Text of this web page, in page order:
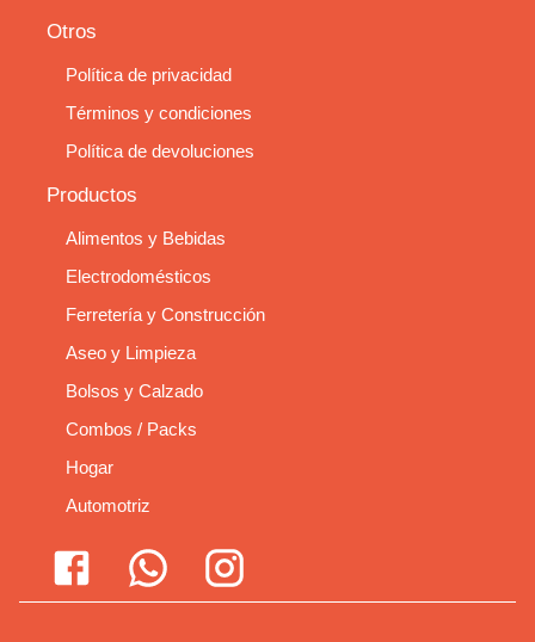
Otros
Política de privacidad
Términos y condiciones
Política de devoluciones
Productos
Alimentos y Bebidas
Electrodomésticos
Ferretería y Construcción
Aseo y Limpieza
Bolsos y Calzado
Combos / Packs
Hogar
Automotriz